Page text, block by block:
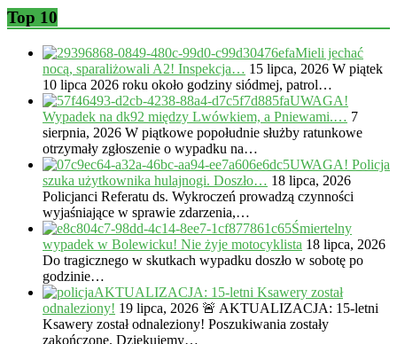
Top 10
Mieli jechać
nocą, sparaliżowali A2! Inspekcja… 15 lipca, 2026 W piątek
10 lipca 2026 roku około godziny siódmej, patrol…
UWAGA!
Wypadek na dk92 między Lwówkiem, a Pniewami.… 7
sierpnia, 2026 W piątkowe popołudnie służby ratunkowe
otrzymały zgłoszenie o wypadku na…
UWAGA! Policja
szuka użytkownika hulajnogi. Doszło… 18 lipca, 2026
Policjanci Referatu ds. Wykroczeń prowadzą czynności
wyjaśniające w sprawie zdarzenia,…
Śmiertelny
wypadek w Bolewicku! Nie żyje motocyklista 18 lipca, 2026
Do tragicznego w skutkach wypadku doszło w sobotę po
godzinie…
AKTUALIZACJA: 15-letni Ksawery został
odnaleziony! 19 lipca, 2026 🚨 AKTUALIZACJA: 15-letni
Ksawery został odnaleziony! Poszukiwania zostały
zakończone. Dziękujemy…